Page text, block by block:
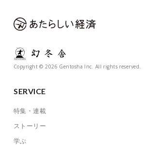
Copyright © 2026 Gentosha Inc. All rights reserved.
SERVICE
特集・連載
ストーリー
学ぶ